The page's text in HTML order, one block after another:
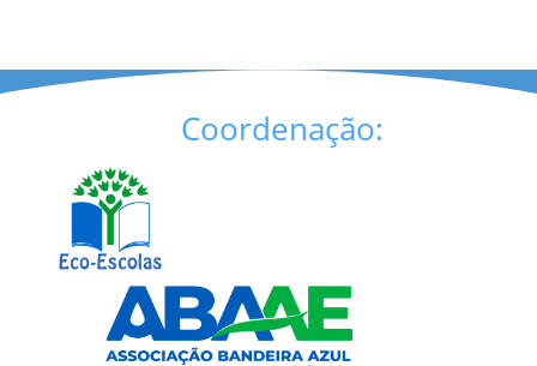
Coordenação: